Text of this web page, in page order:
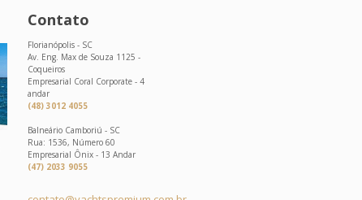
Contato
Florianópolis - SC
Av. Eng. Max de Souza 1125 -
Coqueiros
Empresarial Coral Corporate - 4
andar
(48) 3012 4055
Balneário Camboriú - SC
Rua: 1536, Número 60
Empresarial Ônix - 13 Andar
(47) 2033 9055